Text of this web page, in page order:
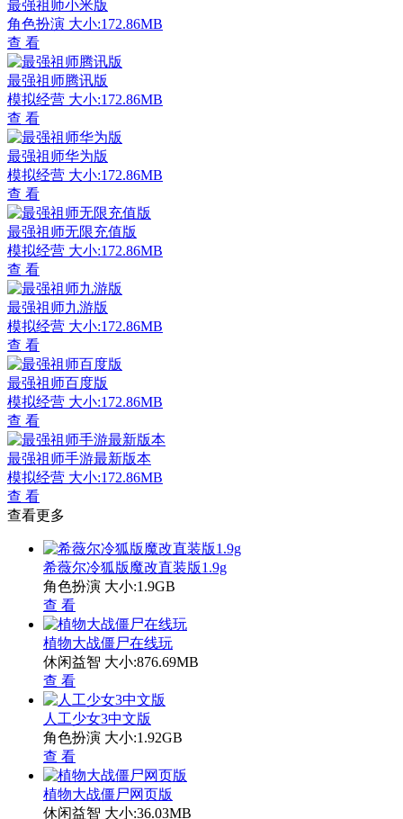
最强祖师小米版
角色扮演 大小:172.86MB
查 看
最强祖师腾讯版
模拟经营 大小:172.86MB
查 看
最强祖师华为版
模拟经营 大小:172.86MB
查 看
最强祖师无限充值版
模拟经营 大小:172.86MB
查 看
最强祖师九游版
模拟经营 大小:172.86MB
查 看
最强祖师百度版
模拟经营 大小:172.86MB
查 看
最强祖师手游最新版本
模拟经营 大小:172.86MB
查 看
查看更多
希薇尔冷狐版魔改直装版1.9g
角色扮演 大小:1.9GB
查 看
植物大战僵尸在线玩
休闲益智 大小:876.69MB
查 看
人工少女3中文版
角色扮演 大小:1.92GB
查 看
植物大战僵尸网页版
休闲益智 大小:36.03MB